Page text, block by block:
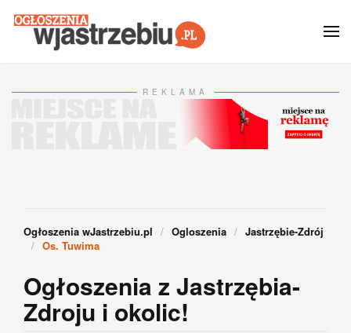
Przejdź do głównej treści
REKLAMA
Ogłoszenia wJastrzebiu.pl Ogloszenia
Jastrzębie-Zdrój
Os. Tuwima
Ogłoszenia z Jastrzębia-
Zdroju i okolic!